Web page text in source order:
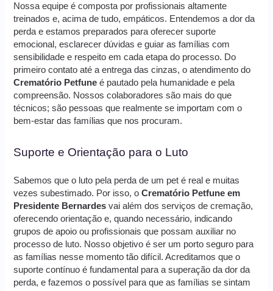
Nossa equipe é composta por profissionais altamente
treinados e, acima de tudo, empáticos. Entendemos a dor da
perda e estamos preparados para oferecer suporte
emocional, esclarecer dúvidas e guiar as famílias com
sensibilidade e respeito em cada etapa do processo. Do
primeiro contato até a entrega das cinzas, o atendimento do
Crematório Petfune é pautado pela humanidade e pela
compreensão. Nossos colaboradores são mais do que
técnicos; são pessoas que realmente se importam com o
bem-estar das famílias que nos procuram.
Suporte e Orientação para o Luto
Sabemos que o luto pela perda de um pet é real e muitas
vezes subestimado. Por isso, oCrematório Petfune em
Presidente Bernardes vai além dos serviços de cremação,
oferecendo orientação e, quando necessário, indicando
grupos de apoio ou profissionais que possam auxiliar no
processo de luto. Nosso objetivo é ser um porto seguro para
as famílias nesse momento tão difícil. Acreditamos que o
suporte contínuo é fundamental para a superação da dor da
perda, e fazemos o possível para que as famílias se sintam